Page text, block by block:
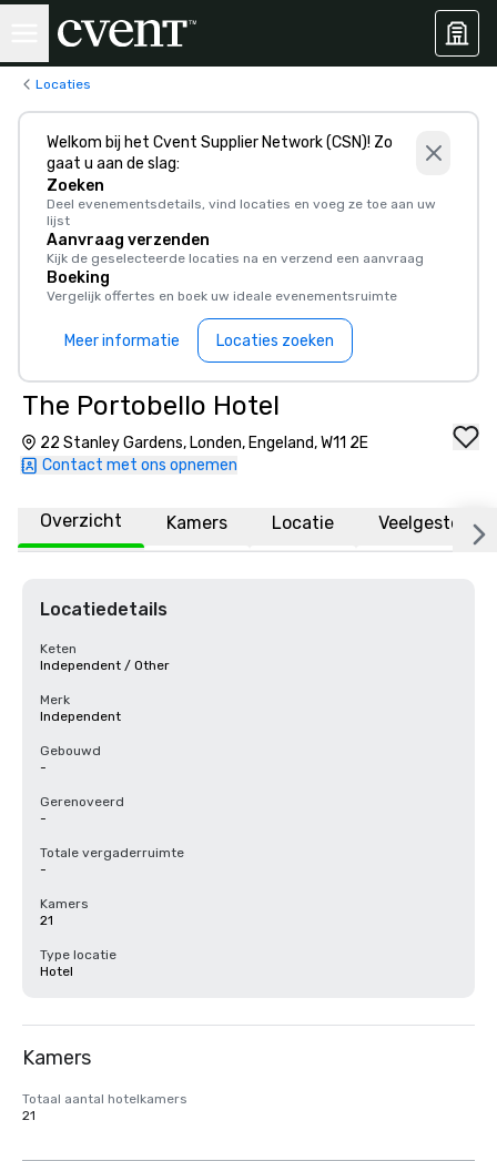
Locaties
Welkom bij het Cvent Supplier Network (CSN)! Zo
gaat u aan de slag:
Zoeken
Deel evenementsdetails, vind locaties en voeg ze toe aan uw
lijst
Aanvraag verzenden
Kijk de geselecteerde locaties na en verzend een aanvraag
Boeking
Vergelijk offertes en boek uw ideale evenementsruimte
Meer informatie Locaties zoeken
The Portobello Hotel
22 Stanley Gardens, Londen, Engeland, W11 2E
Contact met ons opnemen
Overzicht Kamers Locatie Veelgestelde
Locatiedetails
Keten
Independent / Other
Merk
Independent
Gebouwd
-
Gerenoveerd
-
Totale vergaderruimte
-
Kamers
21
Type locatie
Hotel
Kamers
Totaal aantal hotelkamers
21